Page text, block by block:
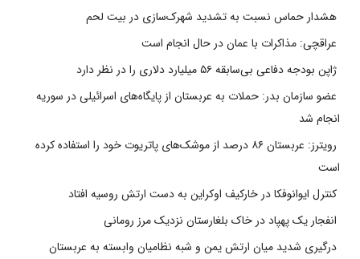
هشدار حماس نسبت به تشدید شهرک‌سازی در بیت‌ لحم
عراقچی: مذاکرات با عمان در حال انجام است
ژاپن بودجه دفاعی بی‌سابقه ۵۶ میلیارد دلاری را در نظر دارد
عضو سازمان بدر: حملات به عربستان از پایگاه‌های اسرائیلی در سوریه
انجام شد
رویترز: عربستان ۸۶ درصد از موشک‌های پاتریوت خود را استفاده کرده
است
کنترل ایوانوفکا در خارکیف اوکراین به دست ارتش روسیه افتاد
انفجار یک پهپاد در خاک بلغارستان نزدیک مرز رومانی
درگیری شدید میان ارتش یمن و شبه نظامیان وابسته به عربستان